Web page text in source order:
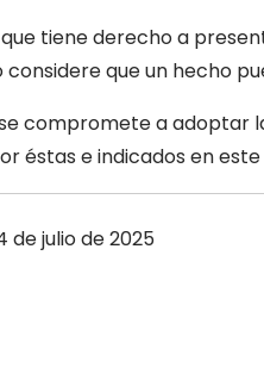
tiene derecho a
que un hecho
se compromete a
éstas e indicados en
de julio de 2025